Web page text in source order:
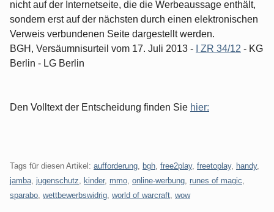
nicht auf der Internetseite, die die Werbeaussage enthält,
sondern erst auf der nächsten durch einen elektronischen
Verweis verbundenen Seite dargestellt werden.
BGH, Versäumnisurteil vom 17. Juli 2013 -
I ZR 34/12 - KG
Berlin - LG Berlin
Den Volltext der Entscheidung finden Sie hier:
Tags für diesen Artikel: aufforderung bgh free2play, freetoplay, handy,
jamba jugenschutz kinder, mmo online-werbung runes of magic
sparabo wettbewerbswidrig world of warcraft wow